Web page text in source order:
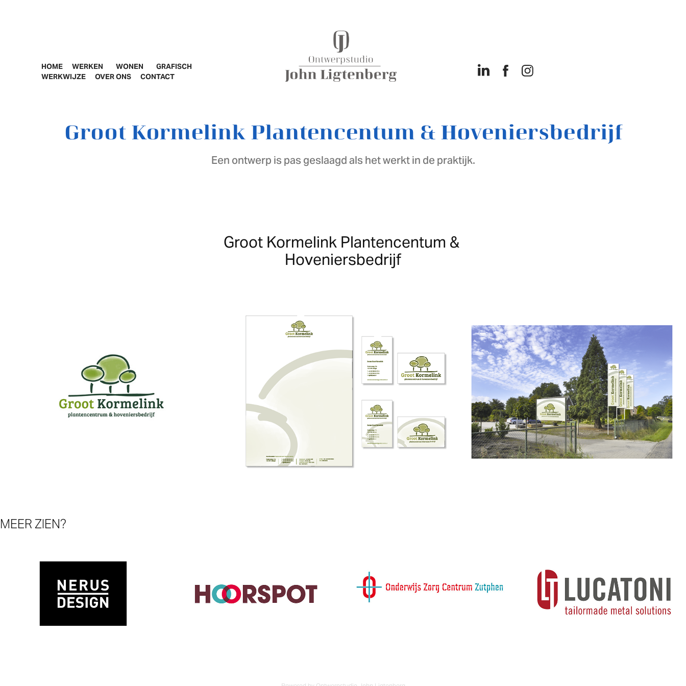
HOME WERKEN WONEN
GRAFISCH
WERKWIJZE
OVER ONS CONTACT
Groot Kormelink Plantencentum & Hoveniersbedrijf
Een ontwerp is pas geslaagd als het werkt in de praktijk.
Groot Kormelink Plantencentum &
Hoveniersbedrijf
MEER ZIEN?
Nerus Design Hoorspot
Onderwijs Zorg Centrum
Lucatoni